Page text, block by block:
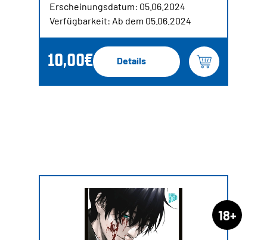
Erscheinungsdatum: 05.06.2024
Verfügbarkeit: Ab dem 05.06.2024
10,00€ Details
18+